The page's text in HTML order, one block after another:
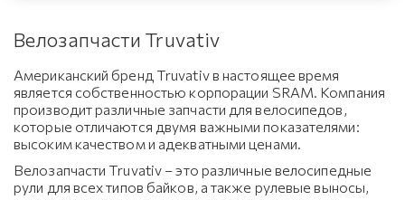
Велозапчасти Truvativ
Американский бренд Truvativ в настоящее время
является собственностью корпорации SRAM. Компания
производит различные запчасти для велосипедов,
которые отличаются двумя важными показателями:
высоким качеством и адекватными ценами.
Велозапчасти Truvativ – это различные велосипедные
рули для всех типов байков, а также рулевые выносы,